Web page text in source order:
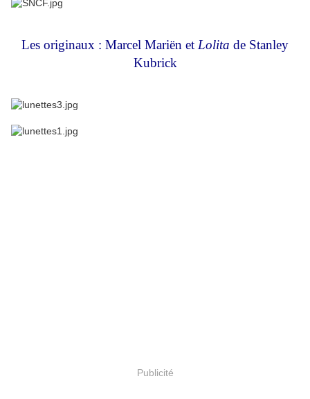
Les originaux : Marcel Mariën et Lolita de Stanley
Kubrick
Publicité